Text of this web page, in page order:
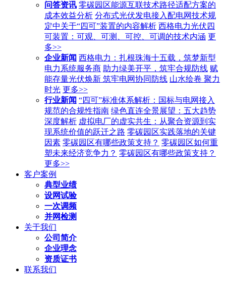
问答资讯 零碳园区能源互联技术路径适配方案的
成本效益分析 分布式光伏发电接入配电网技术规
定中关于“四可”装置的内容解析 西格电力光伏四
可装置：可观、可测、可控、可调的技术内涵 更
多>>
企业新闻 西格电力：扎根珠海十五载，筑梦新型
电力系统服务商 助力绿美开平，筑牢合规防线 赋
能存量光伏焕新 筑牢电网协同防线 山水绘卷 聚力
时光 更多>>
行业新闻 “四可”标准体系解析：国标与电网接入
规范的合规性指南 绿色直连全景展望：五大趋势
深度解析 虚拟电厂的虚实共生：从聚合资源到实
现系统价值的跃迁之路 零碳园区实践落地的关键
因素 零碳园区有哪些政策支持？ 零碳园区如何重
塑未来经济竞争力？ 零碳园区有哪些政策支持？
更多>>
客户案例
典型业绩
设网试验
一次调频
并网检测
关于我们
公司简介
企业理念
资质证书
联系我们